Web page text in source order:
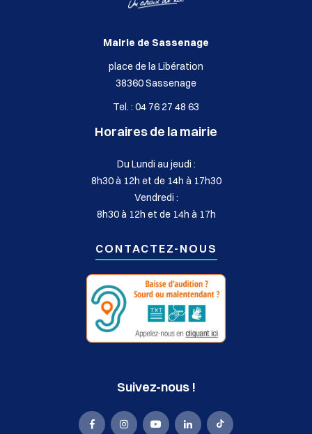
Mairie de Sassenage
place de la Libération
38360 Sassenage
Tel. : 04 76 27 48 63
Horaires de la mairie
Du Lundi au jeudi :
8h30 à 12h et de 14h à 17h30
Vendredi :
8h30 à 12h et de 14h à 17h
CONTACTEZ-NOUS
Suivez-nous !
La La La La La